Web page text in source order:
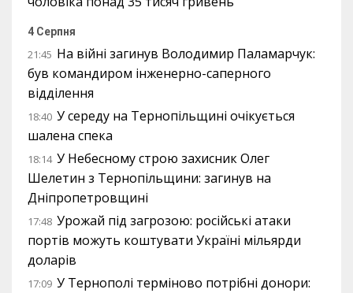
4 Серпня
21:45 На війні загинув Володимир Паламарчук:
був командиром інженерно-саперного
відділення
18:40 У середу на Тернопільщині очікується
шалена спека
18:14 У Небесному строю захисник Олег
Шелетин з Тернопільщини: загинув на
Дніпропетровщині
17:48 Урожай під загрозою: російські атаки
портів можуть коштувати Україні мільярди
доларів
17:09 У Тернополі терміново потрібні донори: